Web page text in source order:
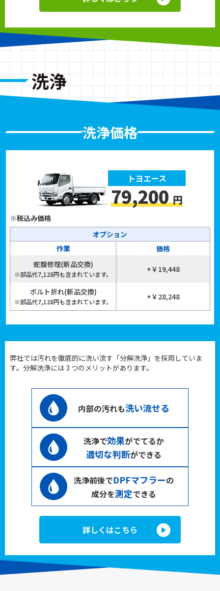
洗浄
洗浄価格
トヨエース
79,200 円
※税込み価格
オプション
作業
価格
蛇腹修理(新品交換)
※部品代7,128円も含まれています。
+￥19,448
ボルト折れ(新品交換)
※部品代7,128円も含まれています。
+￥28,248
弊社では汚れを徹底的に洗い流す「分解洗浄」を採用していま
す。分解洗浄には 3 つのメリットがあります。
内部の汚れも洗い流せる
洗浄で効果がでてるか
適切な判断ができる
洗浄前後でDPFマフラーの
成分を測定できる
詳しくはこちら